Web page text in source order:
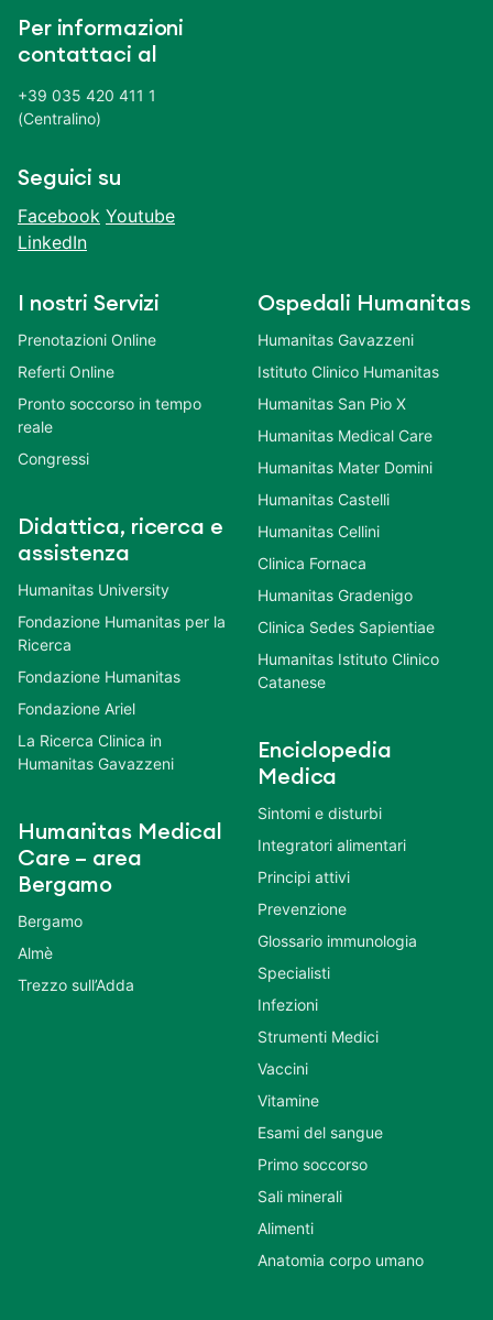
Per informazioni
contattaci al
+39 035 420 411 1
(Centralino)
Seguici su
Facebook Youtube
LinkedIn
I nostri Servizi
Prenotazioni Online
Referti Online
Pronto soccorso in tempo
reale
Congressi
Didattica, ricerca e
assistenza
Humanitas University
Fondazione Humanitas per la
Ricerca
Fondazione Humanitas
Fondazione Ariel
La Ricerca Clinica in
Humanitas Gavazzeni
Humanitas Medical
Care – area
Bergamo
Bergamo
Almè
Trezzo sull’Adda
Ospedali Humanitas
Humanitas Gavazzeni
Istituto Clinico Humanitas
Humanitas San Pio X
Humanitas Medical Care
Humanitas Mater Domini
Humanitas Castelli
Humanitas Cellini
Clinica Fornaca
Humanitas Gradenigo
Clinica Sedes Sapientiae
Humanitas Istituto Clinico
Catanese
Enciclopedia
Medica
Sintomi e disturbi
Integratori alimentari
Principi attivi
Prevenzione
Glossario immunologia
Specialisti
Infezioni
Strumenti Medici
Vaccini
Vitamine
Esami del sangue
Primo soccorso
Sali minerali
Alimenti
Anatomia corpo umano